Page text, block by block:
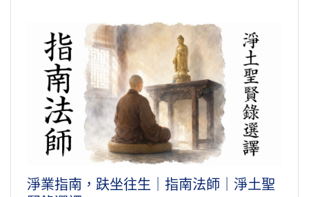
淨業指南，趺坐往生｜指南法師｜淨土聖